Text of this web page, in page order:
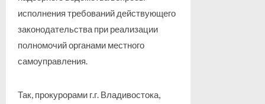
исполнения требований действующего
законодательства при реализации
полномочий органами местного
самоуправления.
Так, прокурорами г.г. Владивостока,